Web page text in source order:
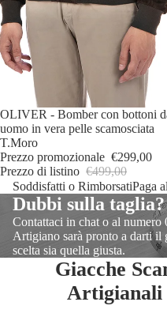
IN OFFERTA
OLIVER - Bomber con bottoni
uomo in vera pelle scamosciata
T.Moro
Prezzo promozionale €299,00
Prezzo di listino €499,00
Soddisfatti o RimborsatiPaga
Dubbi sulla taglia?
Contattaci in chat o al numero
Artigiano sarà pronto a darti il
scelta sia quella giusta.
Giacche
Artigianali